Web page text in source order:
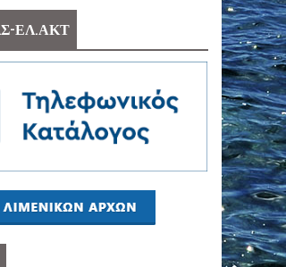
ΕΛ.ΑΚΤ